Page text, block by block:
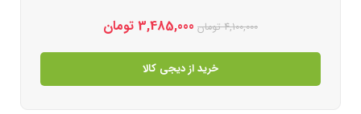
4,100,000 تومان 3,485,000 تومان
خرید از دیجی کالا